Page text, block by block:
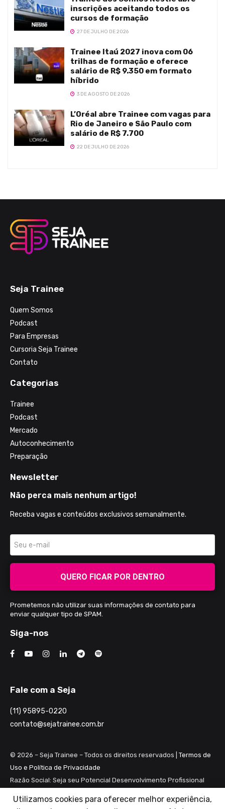
inscrições aceitando todos os
cursos de formação
27 DE JULHO DE 2026
Trainee Itaú 2027 inova com 06
trilhas de formação e oferece
salário de R$ 9.350 em formato
híbrido
3 DE AGOSTO DE 2026
L’Oréal abre Trainee com vagas para
Rio de Janeiro e São Paulo com
salário de R$ 7.700
22 DE JULHO DE 2026
Seja Trainee
Quem Somos
Podcast
Para Empresas
Cursoria Seja Trainee
Contato
Categorias
Trainee
Podcast
Mercado
Autoconhecimento
Preparação
Newsletter
Não perca mais nenhum artigo!
Receba vagas e conteúdos exclusivos semanalmente.
QUERO FICAR POR DENTRO
Prometemos não utilizar suas informações de contato para
enviar qualquer tipo de SPAM.
Siga-nos
Fale com a Seja
(11) 95895-0220
contato@sejatrainee.com.br
© 2026 – Seja Trainee – Todos os direitos reservados | Termos de
Uso e Política de Privacidade
Razão Social: Seja seu Potencial Desenvolvimento Profissional
CNPJ: 28.461.983/0001-82
Utilizamos cookies para oferecer melhor experiência,